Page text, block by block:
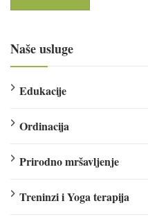
Naše usluge
Edukacije
Ordinacija
Prirodno mršavljenje
Treninzi i Yoga terapija